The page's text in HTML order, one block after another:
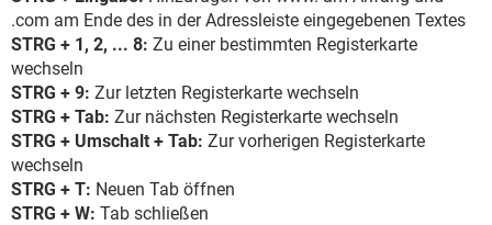
.com am Ende des in der Adressleiste eingegebenen Textes
STRG + 1, 2, ... 8: Zu einer bestimmten Registerkarte
wechseln
STRG + 9: Zur letzten Registerkarte wechseln
STRG + Tab: Zur nächsten Registerkarte wechseln
STRG + Umschalt + Tab: Zur vorherigen Registerkarte
wechseln
STRG + T: Neuen Tab öffnen
STRG + W: Tab schließen